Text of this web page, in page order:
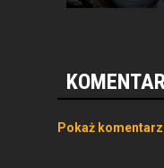
Pokaż